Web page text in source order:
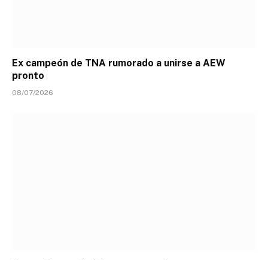
Ex campeón de TNA rumorado a unirse a AEW
pronto
08/07/2026